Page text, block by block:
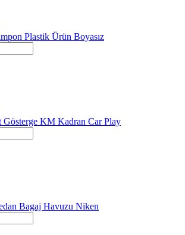
Plastik Ürün Boyasız
Gösterge KM Kadran Car Play
Bagaj Havuzu Niken